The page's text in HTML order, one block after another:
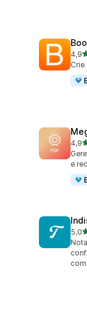
4,9
7
Crie
4,9
56
e
5,0
2